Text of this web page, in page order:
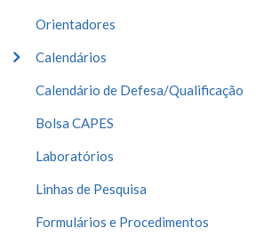
Orientadores
Calendários
Calendário de Defesa/Qualificação
Bolsa CAPES
Laboratórios
Linhas de Pesquisa
Formulários e Procedimentos